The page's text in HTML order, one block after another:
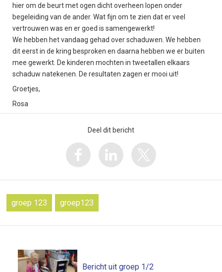
hier om de beurt met ogen dicht overheen lopen onder
begeleiding van de ander. Wat fijn om te zien dat er veel
vertrouwen was en er goed is samengewerkt!
We hebben het vandaag gehad over schaduwen. We hebben
dit eerst in de kring besproken en daarna hebben we er buiten
mee gewerkt. De kinderen mochten in tweetallen elkaars
schaduw natekenen. De resultaten zagen er mooi uit!
Groetjes,
Rosa
Deel dit bericht
groep 123 groep123
Bericht uit groep 1/2